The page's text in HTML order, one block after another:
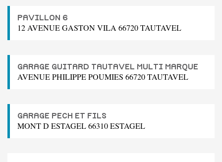
PAVILLON 6
12 AVENUE GASTON VILA 66720 TAUTAVEL
GARAGE GUITARD TAUTAVEL MULTI MARQUE
AVENUE PHILIPPE POUMIES 66720 TAUTAVEL
GARAGE PECH ET FILS
MONT D ESTAGEL 66310 ESTAGEL